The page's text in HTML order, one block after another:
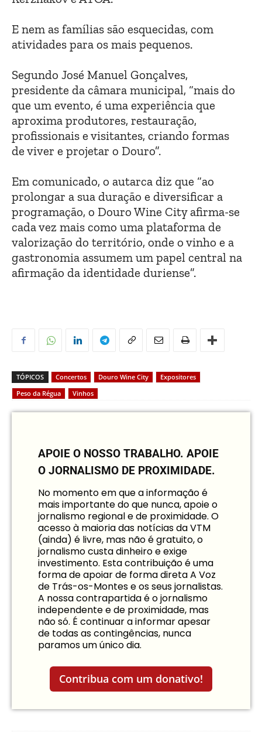
E nem as famílias são esquecidas, com
atividades para os mais pequenos.
Segundo José Manuel Gonçalves,
presidente da câmara municipal, “mais do
que um evento, é uma experiência que
aproxima produtores, restauração,
profissionais e visitantes, criando formas
de viver e projetar o Douro”.
Em comunicado, o autarca diz que “ao
prolongar a sua duração e diversificar a
programação, o Douro Wine City afirma-se
cada vez mais como uma plataforma de
valorização do território, onde o vinho e a
gastronomia assumem um papel central na
afirmação da identidade duriense”.
TÓPICOS Concertos Douro Wine City
Expositores
Peso da Régua
Vinhos
APOIE O NOSSO TRABALHO. APOIE
O JORNALISMO DE PROXIMIDADE.
No momento em que a informação é
mais importante do que nunca, apoie o
jornalismo regional e de proximidade. O
acesso à maioria das notícias da VTM
(ainda) é livre, mas não é gratuito, o
jornalismo custa dinheiro e exige
investimento. Esta contribuição é uma
forma de apoiar de forma direta A Voz
de Trás-os-Montes e os seus jornalistas.
A nossa contrapartida é o jornalismo
independente e de proximidade, mas
não só. É continuar a informar apesar
de todas as contingências, nunca
paramos um único dia.
Contribua com um donativo!